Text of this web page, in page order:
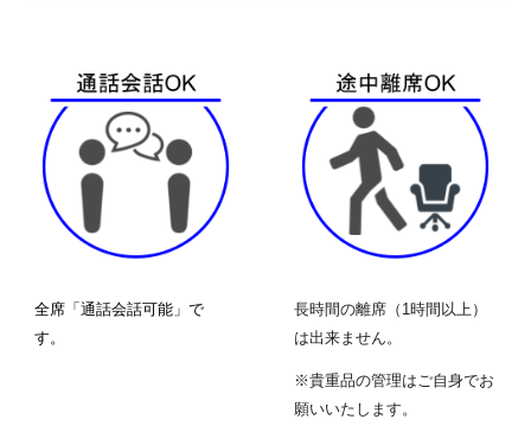
全席「通話会話可能」で
す。
長時間の離席（1時間以上）
は出来ません。
※貴重品の管理はご自身でお
願いいたします。